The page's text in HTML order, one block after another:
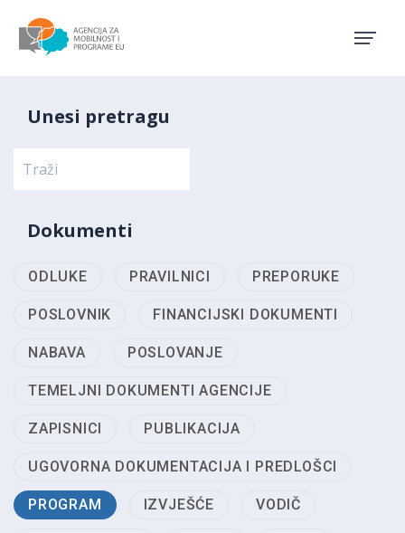
Unesi pretragu
Dokumenti
ODLUKE PRAVILNICI PREPORUKE
POSLOVNIK FINANCIJSKI DOKUMENTI
NABAVA POSLOVANJE
TEMELJNI DOKUMENTI AGENCIJE
ZAPISNICI PUBLIKACIJA
UGOVORNA DOKUMENTACIJA I PREDLOŠCI
PROGRAM IZVJEŠĆE VODIČ